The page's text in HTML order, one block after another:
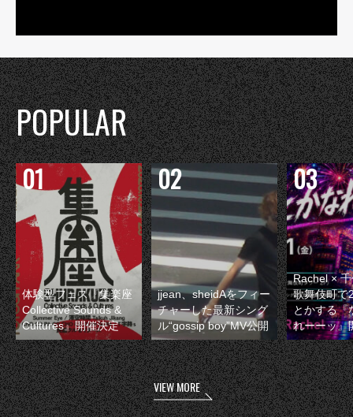
POPULAR
体験型フェス『集楽座
Collective Sounds &
Cultures』開催決定
jjean、sheidAをフィー
チャーした最新シング
ル“gossip boy”MV公開
Rachel ×
歌舞伎町で
とかする『
れーーッ』
VIEW MORE